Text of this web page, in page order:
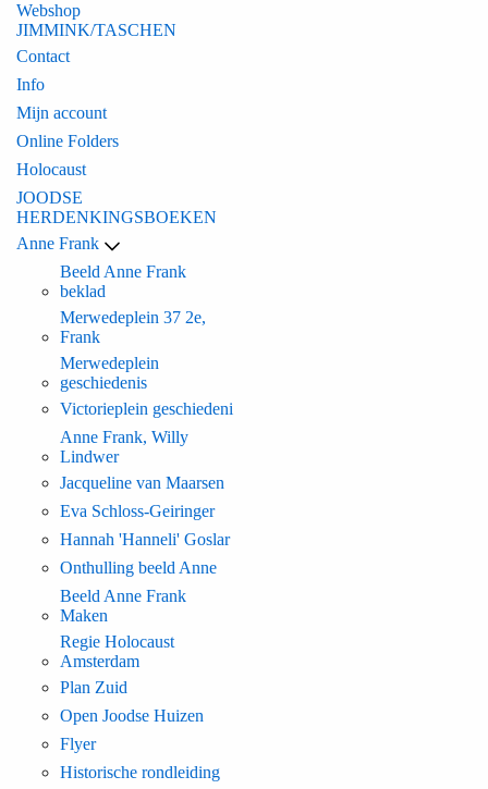
Webshop
JIMMINK/TASCHEN
Contact
Info
Mijn account
Online Folders
Holocaust
JOODSE
HERDENKINGSBOEKEN
Anne Frank
Beeld Anne Frank
beklad
Merwedeplein 37 2e,
Frank
Merwedeplein
geschiedenis
Victorieplein geschiedeni
Anne Frank, Willy
Lindwer
Jacqueline van Maarsen
Eva Schloss-Geiringer
Hannah 'Hanneli' Goslar
Onthulling beeld Anne
Beeld Anne Frank
Maken
Regie Holocaust
Amsterdam
Plan Zuid
Open Joodse Huizen
Flyer
Historische rondleiding